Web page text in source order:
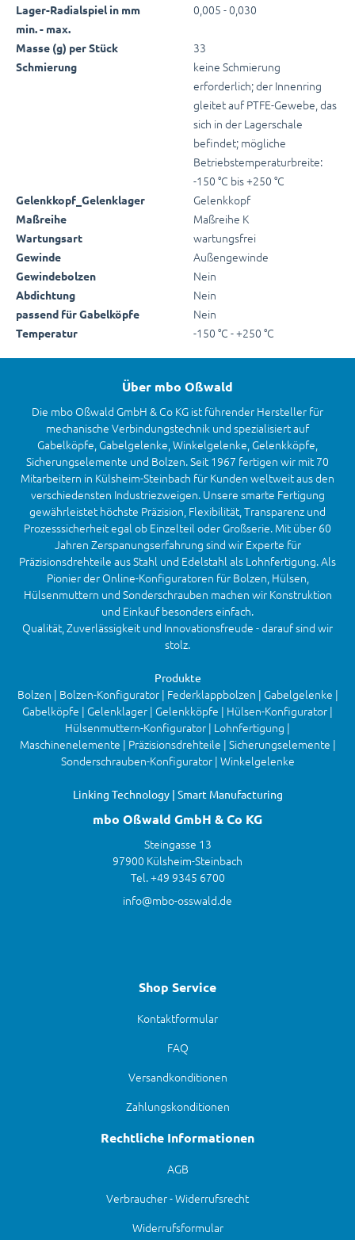
Lager-Radialspiel in mm
min. - max.
0,005 - 0,030
Masse (g) per Stück 33
Schmierung
keine Schmierung
erforderlich; der Innenring
gleitet auf PTFE-Gewebe, das
sich in der Lagerschale
befindet; mögliche
Betriebstemperaturbreite:
-150 °C bis +250 °C
Gelenkkopf_Gelenklager Gelenkkopf
Maßreihe Maßreihe K
Wartungsart wartungsfrei
Gewinde Außengewinde
Gewindebolzen Nein
Abdichtung Nein
passend für Gabelköpfe Nein
Temperatur -150 °C - +250 °C
Über mbo Oßwald
Die mbo Oßwald GmbH & Co KG ist führender Hersteller für
mechanische Verbindungstechnik und spezialisiert auf
Gabelköpfe, Gabelgelenke, Winkelgelenke, Gelenkköpfe,
Sicherungselemente und Bolzen. Seit 1967 fertigen wir mit 70
Mitarbeitern in Külsheim-Steinbach für Kunden weltweit aus den
verschiedensten Industriezweigen. Unsere smarte Fertigung
gewährleistet höchste Präzision, Flexibilität, Transparenz und
Prozesssicherheit egal ob Einzelteil oder Großserie. Mit über 60
Jahren Zerspanungserfahrung sind wir Experte für
Präzisionsdrehteile aus Stahl und Edelstahl als Lohnfertigung. Als
Pionier der Online-Konfiguratoren für Bolzen, Hülsen,
Hülsenmuttern und Sonderschrauben machen wir Konstruktion
und Einkauf besonders einfach.
Qualität, Zuverlässigkeit und Innovationsfreude - darauf sind wir
stolz.
Produkte
Bolzen | Bolzen-Konfigurator | Federklappbolzen | Gabelgelenke |
Gabelköpfe | Gelenklager | Gelenkköpfe | Hülsen-Konfigurator |
Hülsenmuttern-Konfigurator | Lohnfertigung |
Maschinenelemente | Präzisionsdrehteile | Sicherungselemente |
Sonderschrauben-Konfigurator | Winkelgelenke
Linking Technology | Smart Manufacturing
mbo Oßwald GmbH & Co KG
Steingasse 13
97900 Külsheim-Steinbach
Tel. +49 9345 6700
info@mbo-osswald.de
Shop Service
Kontaktformular
FAQ
Versandkonditionen
Zahlungskonditionen
Rechtliche Informationen
AGB
Verbraucher - Widerrufsrecht
Widerrufsformular